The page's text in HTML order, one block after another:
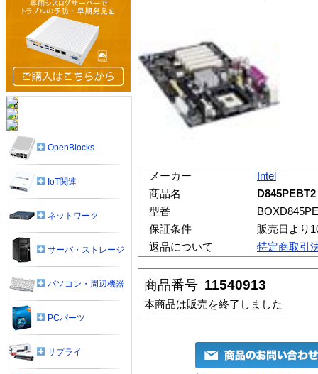
メーカー
Intel
商品名
D845PEBT2
型番
保証条件
販売日より
返品について
特定商取引
商品番号 11540913
本商品は販売を終了しました
OpenBlocks
IoT関連
ネットワーク
サーバ・ストレージ
パソコン・周辺機器
PCパーツ
サプライ